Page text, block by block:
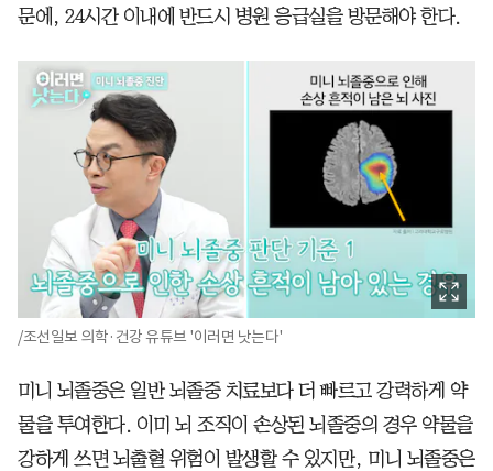
문에, 24시간 이내에 반드시 병원 응급실을 방문해야 한다.
/조선일보 의학·건강 유튜브 '이러면 낫는다'
미니 뇌졸중은 일반 뇌졸중 치료보다 더 빠르고 강력하게 약
물을 투여한다. 이미 뇌 조직이 손상된 뇌졸중의 경우 약물을
강하게 쓰면 뇌출혈 위험이 발생할 수 있지만, 미니 뇌졸중은